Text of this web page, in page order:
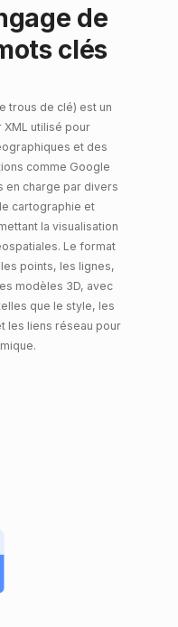
de
clés
trous de clé) est un
utilisé pour
et des
comme Google
en charge par divers
cartographie et
la visualisation
Le format
points, les lignes,
modèles 3D, avec
que le style, les
les liens réseau pour